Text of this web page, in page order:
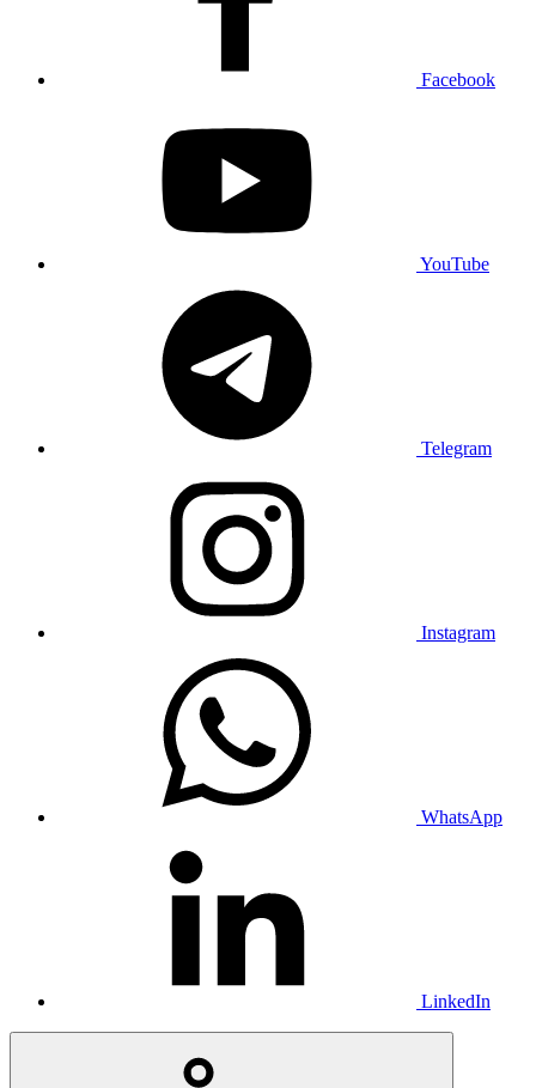
Facebook
YouTube
Telegram
Instagram
WhatsApp
LinkedIn